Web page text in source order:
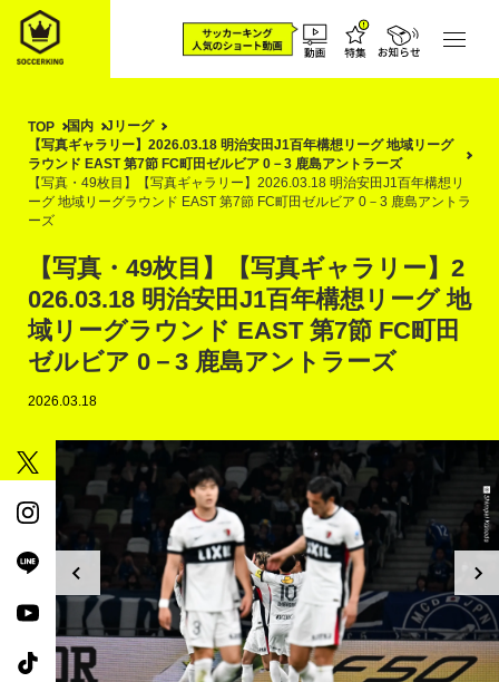
TOP 国内
Jリーグ
【写真ギャラリー】2026.03.18 明治安田J1百年構想リーグ 地域リーグ
ラウンド EAST 第7節 FC町田ゼルビア 0－3 鹿島アントラーズ
【写真・49枚目】【写真ギャラリー】2026.03.18 明治安田J1百年構想リ
ーグ 地域リーグラウンド EAST 第7節 FC町田ゼルビア 0－3 鹿島アントラ
ーズ
【写真・49枚目】【写真ギャラリー】2
026.03.18 明治安田J1百年構想リーグ 地
域リーグラウンド EAST 第7節 FC町田
ゼルビア 0－3 鹿島アントラーズ
2026.03.18